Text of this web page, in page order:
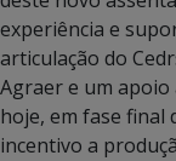
experiência e
articulação do
Agraer e um apoio
hoje, em fase final
incentivo a